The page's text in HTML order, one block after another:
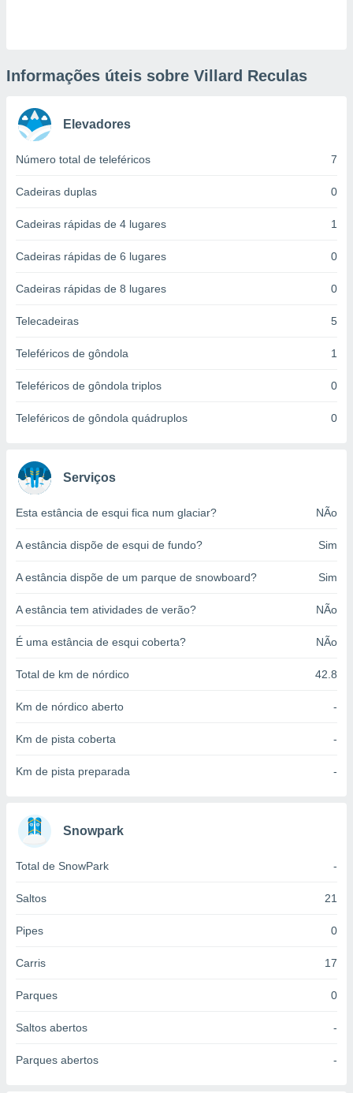
únicos
e
este sitio
de
seus
tal,
na
de
ou aceder
utilizar
medir
medir o
de
fontes,
dados
Informações úteis sobre Villard Reculas
Elevadores
Número total de teleféricos 7
Cadeiras duplas 0
Cadeiras rápidas de 4 lugares 1
Cadeiras rápidas de 6 lugares 0
Cadeiras rápidas de 8 lugares 0
Telecadeiras 5
Teleféricos de gôndola 1
Teleféricos de gôndola triplos 0
Teleféricos de gôndola quádruplos 0
Serviços
Esta estância de esqui fica num glaciar? NÃo
A estância dispõe de esqui de fundo? Sim
A estância dispõe de um parque de snowboard? Sim
A estância tem atividades de verão? NÃo
É uma estância de esqui coberta? NÃo
Total de km de nórdico 42.8
Km de nórdico aberto -
Km de pista coberta -
Km de pista preparada -
Snowpark
Total de SnowPark -
Saltos 21
Pipes 0
Carris 17
Parques 0
Saltos abertos -
Parques abertos -